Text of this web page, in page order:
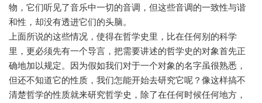
物，它们听见了音乐中一切的音调，但这些音调的一致性与谐
和性，却没有透进它们的头脑。
上面所说的这些情况，使得在哲学史里，比在任何别的科学
里，更必须先有一个导言，把需要讲述的哲学史的对象首先正
确地加以规定。因为假如我们对于一个对象的名字虽很熟悉，
但还不知道它的性质，我们怎能开始去研究它呢？像这样搞不
清楚哲学的性质就来研究哲学史，除了在任何时候任何地方，